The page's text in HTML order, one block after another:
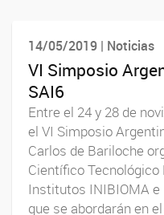
14/05/2019 | Noticias
VI Simposio
SAI6
Entre el 24 y 28 de
el VI Simposio
Carlos de Bariloche
Científico
Institutos INIBIOMA e
que se abordarán en